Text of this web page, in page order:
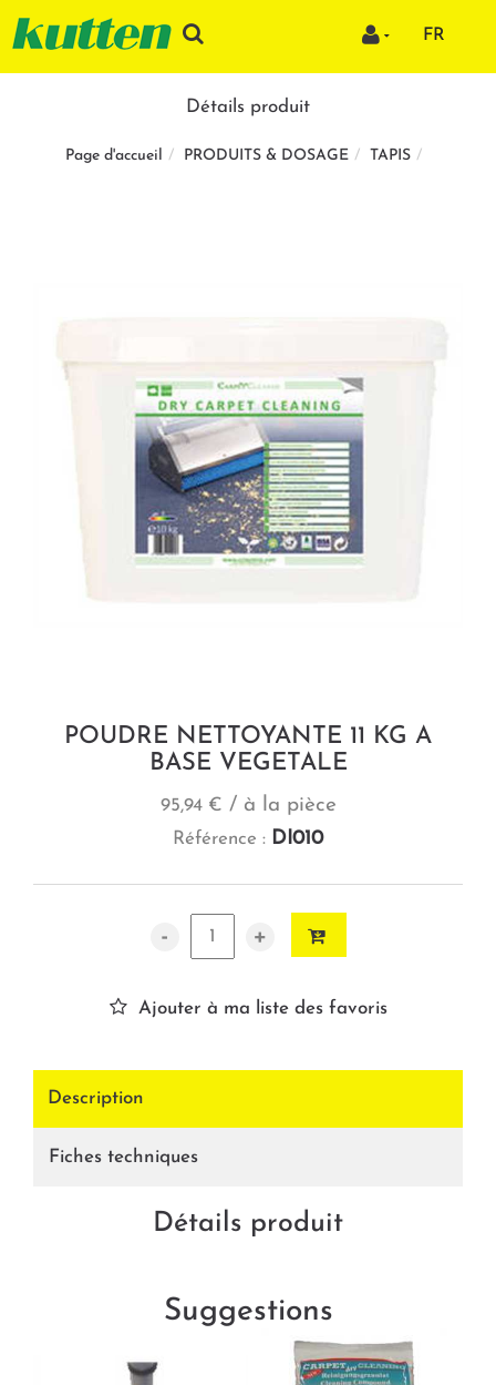
FR
Détails produit
Page d'accueil PRODUITS & DOSAGE TAPIS
POUDRE NETTOYANTE 11 KG A
BASE VEGETALE
95,94 € / à la pièce
Référence : DI010
- +
Ajouter à ma liste des favoris
Description
Fiches techniques
Détails produit
Suggestions